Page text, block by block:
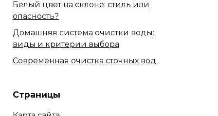
Белый цвет на склоне: стиль или
опасность?
Домашняя система очистки воды:
виды и критерии выбора
Современная очистка сточных вод
Страницы